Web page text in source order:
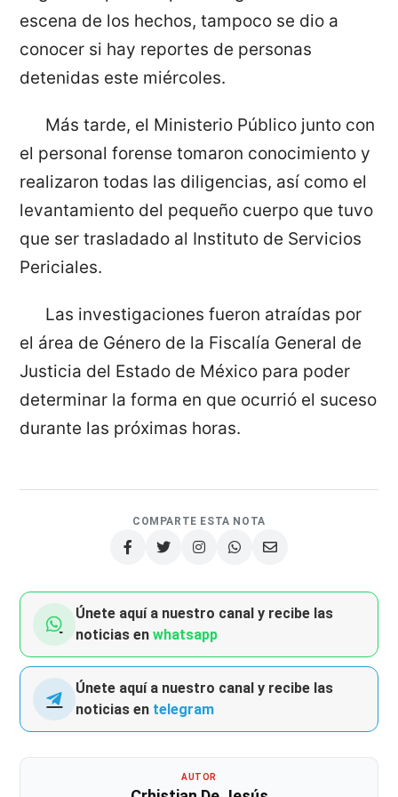
escena de los hechos, tampoco se dio a
conocer si hay reportes de personas
detenidas este miércoles.
Más tarde, el Ministerio Público junto con
el personal forense tomaron conocimiento y
realizaron todas las diligencias, así como el
levantamiento del pequeño cuerpo que tuvo
que ser trasladado al Instituto de Servicios
Periciales.
Las investigaciones fueron atraídas por
el área de Género de la Fiscalía General de
Justicia del Estado de México para poder
determinar la forma en que ocurrió el suceso
durante las próximas horas.
COMPARTE ESTA NOTA
Únete aquí a nuestro canal y recibe las
noticias enwhatsapp
Únete aquí a nuestro canal y recibe las
noticias en telegram
AUTOR